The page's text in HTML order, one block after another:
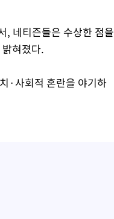
, 네티즌들은 수상한 점을
혀졌다.
·사회적 혼란을 야기하